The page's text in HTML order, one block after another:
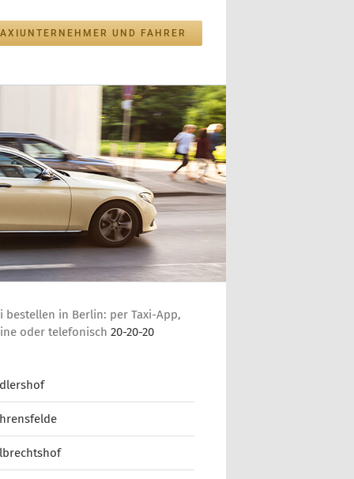
UND FAHRER
bestellen in Berlin: per Taxi-App,
oder telefonisch 20-20-20